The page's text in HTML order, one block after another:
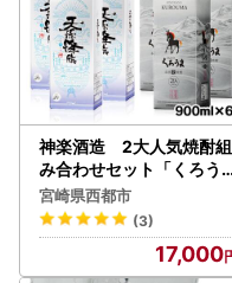
い場合、他の配送可能な
域への変更をお願いする
●【返礼品に問題があっ
返礼品お受取り後、すぐ
梱包破損の状態で届いた
い。
その他、返礼品が破損・
いた場合は破棄なさらず
問い合わせ先までご連絡
神楽酒造 2大人気焼酎組
み合わせセット「くろう
」「天孫降臨」＜26-20a
＞
宮崎県西都市
(3)
17,000